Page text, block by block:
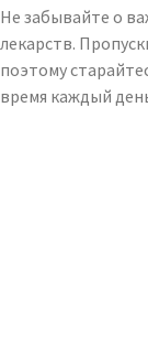
Не забывайте о
лекарств.
поэтому
время каждый